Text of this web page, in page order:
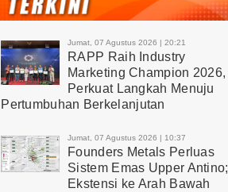
Jumat, 07 Agustus 2026 | 20:21
RAPP Raih Industry
Marketing Champion 2026,
Perkuat Langkah Menuju
Pertumbuhan Berkelanjutan
Jumat, 07 Agustus 2026 | 10:37
Founders Metals Perluas
Sistem Emas Upper Antino;
Ekstensi ke Arah Bawah